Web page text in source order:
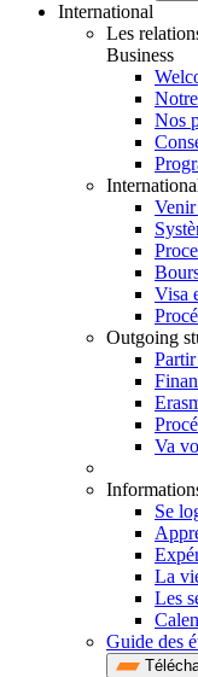
International
Les
Business
Nos
Visa
Outgoing
Va
Se
La
Les
Guide des